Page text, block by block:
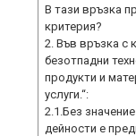
В тази връзка
критерия?
2. Във връзка с
безотпадни
продукти и
услуги.“:
2.1.Без
дейности е